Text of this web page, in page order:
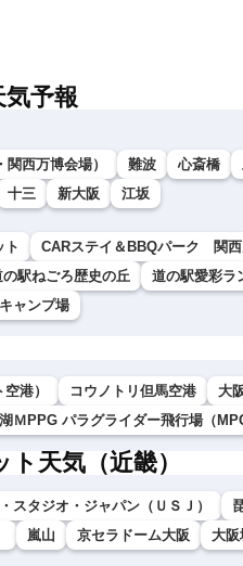
予報
西万博会場） 難波 心斎橋
十三 新大阪 江坂
ト CARステイ＆BBQパーク 関
の駅ねごろ歴史の丘 道の駅愛彩ラ
ャンプ場
港） コウノトリ但馬空港
大
ＭPPG パラグライダー飛行場（
天気（近畿）
スタジオ・ジャパン（ＵＳＪ）
嵐山 京セラドーム大阪 大阪